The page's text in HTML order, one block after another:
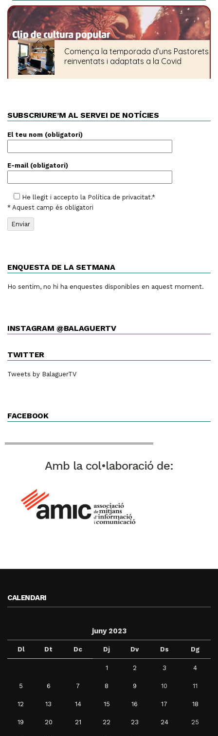
SUBSCRIURE’M AL SERVEI DE NOTÍCIES
El teu nom (obligatori)
E-mail (obligatori)
He llegit i accepto la Política de privacitat.*
* Aquest camp és obligatori
ENQUESTA DE LA SETMANA
Ho sentim, no hi ha enquestes disponibles en aquest moment.
INSTAGRAM @BALAGUERTV
TWITTER
Tweets by BalaguerTV
FACEBOOK
Amb la col•laboració de:
CALENDARI
juny 2023
Dl Dt Dc Dj Dv Ds Dg
1 2 3 4
5 6 7 8 9 10 11
12 13 14 15 16 17 18
19 20 21 22 23 24 25